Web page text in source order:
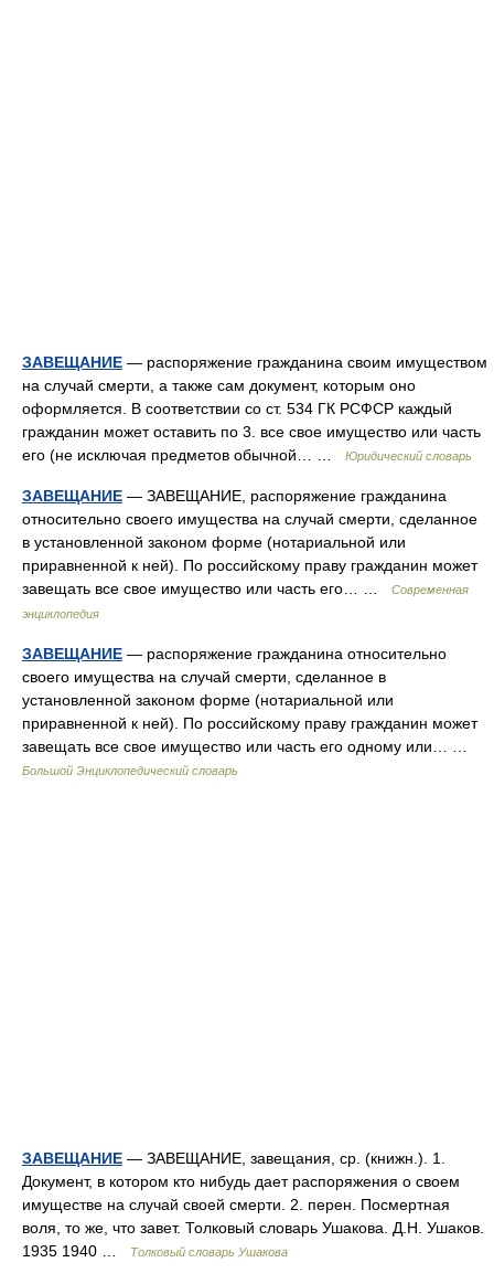
ЗАВЕЩАНИЕ — распоряжение гражданина своим имуществом
на случай смерти, а также сам документ, которым оно
оформляется. В соответствии со ст. 534 ГК РСФСР каждый
гражданин может оставить по 3. все свое имущество или часть
его (не исключая предметов обычной… …
Юридический словарь
ЗАВЕЩАНИЕ — ЗАВЕЩАНИЕ, распоряжение гражданина
относительно своего имущества на случай смерти, сделанное
в установленной законом форме (нотариальной или
приравненной к ней). По российскому праву гражданин может
завещать все свое имущество или часть его… …
Современная
энциклопедия
ЗАВЕЩАНИЕ — распоряжение гражданина относительно
своего имущества на случай смерти, сделанное в
установленной законом форме (нотариальной или
приравненной к ней). По российскому праву гражданин может
завещать все свое имущество или часть его одному или… …
Большой Энциклопедический словарь
ЗАВЕЩАНИЕ — ЗАВЕЩАНИЕ, завещания, ср. (книжн.). 1.
Документ, в котором кто нибудь дает распоряжения о своем
имуществе на случай своей смерти. 2. перен. Посмертная
воля, то же, что завет. Толковый словарь Ушакова. Д.Н. Ушаков.
1935 1940 …
Толковый словарь Ушакова